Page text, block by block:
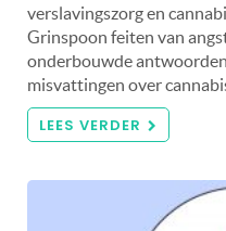
verslavingszorg en
Grinspoon feiten van
onderbouwde
misvattingen over
LEES VERDER